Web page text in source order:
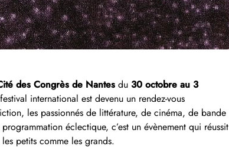
des Congrès de Nantes du 30 octobre au 3
international est devenu un rendez-vous
les passionnés de littérature, de cinéma, de bande
éclectique, c’est un évènement qui réussit
petits comme les grands.